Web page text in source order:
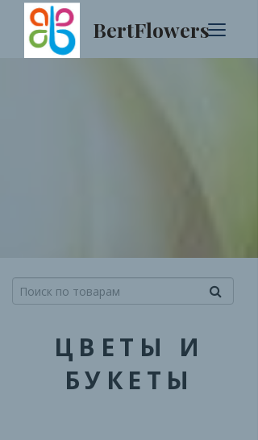
BertFlowers
ЦВЕТЫ И
БУКЕТЫ